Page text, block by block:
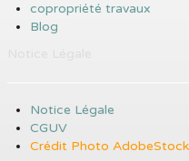
copropriété travaux
Blog
Notice Légale
CGUV
Crédit Photo